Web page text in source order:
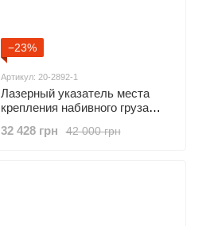
−23%
Артикул: 20-2892-1
Лазерный указатель места
крепления набивного груза
2892-1 (20-3495-1/20-3765-1)
42 000 грн
32 428 грн